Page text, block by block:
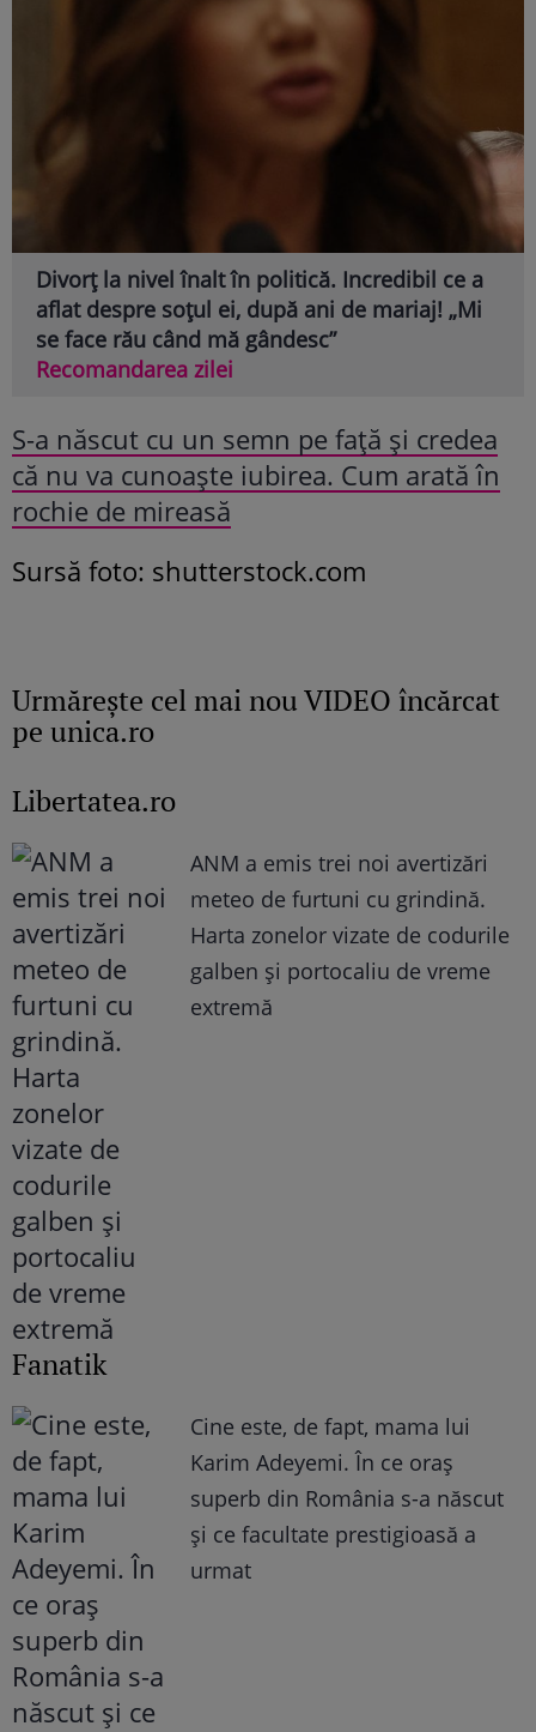
Divorț la nivel înalt în politică. Incredibil ce a
aflat despre soțul ei, după ani de mariaj! „Mi
se face rău când mă gândesc”
Recomandarea zilei
S-a născut cu un semn pe față și credea
că nu va cunoaște iubirea. Cum arată în
rochie de mireasă
Sursă foto: shutterstock.com
Urmăreşte cel mai nou VIDEO încărcat
pe unica.ro
Libertatea.ro
ANM a emis trei noi avertizări
meteo de furtuni cu grindină.
Harta zonelor vizate de codurile
galben și portocaliu de vreme
extremă
Fanatik
Cine este, de fapt, mama lui
Karim Adeyemi. În ce oraș
superb din România s-a născut
și ce facultate prestigioasă a
urmat